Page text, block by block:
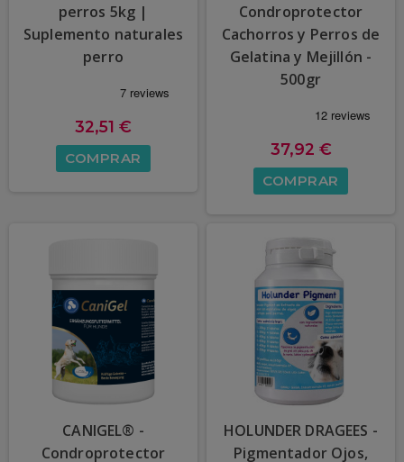
perros 5kg |
Suplemento naturales
perro
32,51 €
COMPRAR
Condroprotector
Cachorros y Perros de
Gelatina y Mejillón -
500gr
37,92 €
COMPRAR
CANIGEL® -
Condroprotector
HOLUNDER DRAGEES -
Pigmentador Ojos,